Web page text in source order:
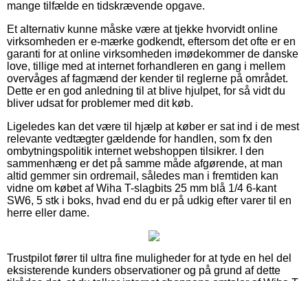
mange tilfælde en tidskrævende opgave.
Et alternativ kunne måske være at tjekke hvorvidt online
virksomheden er e-mærke godkendt, eftersom det ofte er en
garanti for at online virksomheden imødekommer de danske
love, tillige med at internet forhandleren en gang i mellem
overvåges af fagmænd der kender til reglerne på området.
Dette er en god anledning til at blive hjulpet, for så vidt du
bliver udsat for problemer med dit køb.
Ligeledes kan det være til hjælp at køber er sat ind i de mest
relevante vedtægter gældende for handlen, som fx den
ombytningspolitik internet webshoppen tilsikrer. I den
sammenhæng er det på samme måde afgørende, at man
altid gemmer sin ordremail, således man i fremtiden kan
vidne om købet af Wiha T-slagbits 25 mm blå 1/4 6-kant
SW6, 5 stk i boks, hvad end du er på udkig efter varer til en
herre eller dame.
Trustpilot fører til ultra fine muligheder for at tyde en hel del
eksisterende kunders observationer og på grund af dette